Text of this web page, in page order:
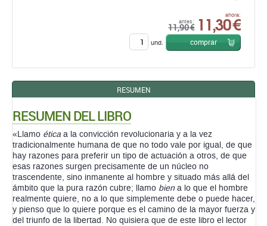
antes:
11,90 €
ahora:
11,30 €
und. comprar
RESUMEN
RESUMEN DEL LIBRO
«Llamo ética a la convicción revolucionaria y a la vez
tradicionalmente humana de que no todo vale por igual, de que
hay razones para preferir un tipo de actuación a otros, de que
esas razones surgen precisamente de un núcleo no
trascendente, sino inmanente al hombre y situado más allá del
ámbito que la pura razón cubre; llamo biena lo que el hombre
realmente quiere, no a lo que simplemente debe o puede hacer,
y pienso que lo quiere porque es el camino de la mayor fuerza y
del triunfo de la libertad. No quisiera que de este libro el lector